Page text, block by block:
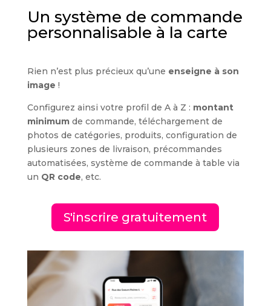
Un système de commande
personnalisable à la carte
Rien n’est plus précieux qu’une enseigne à son
image !
Configurez ainsi votre profil de A à Z : montant
minimumde commande, téléchargement de
photos de catégories, produits, configuration de
plusieurs zones de livraison, précommandes
automatisées, système de commande à table via
un QR code, etc.
S'inscrire gratuitement